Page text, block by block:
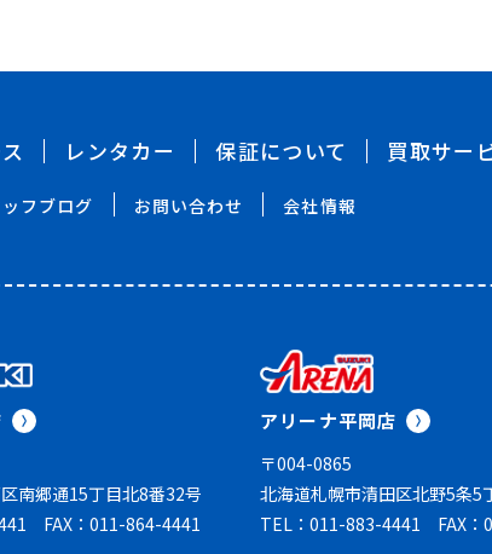
レンタカー 保証について 買取サー
フブログ お問い合わせ 会社情報
南郷通15丁目北8番32号
FAX：011-864-4441
アリーナ平岡店
〒004-0865
北海道札幌市清田区北野5条5
TEL：011-883-4441 FAX：